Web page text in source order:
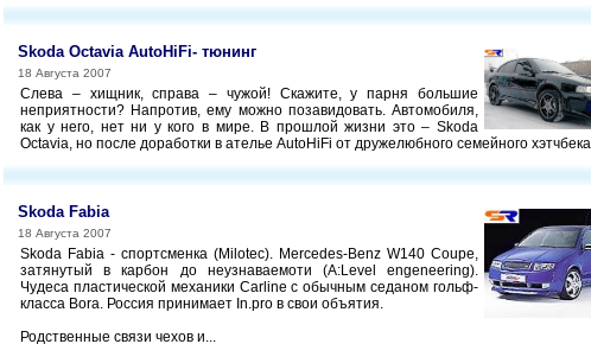
Skoda Octavia AutoHiFi- тюнинг
18 Августа 2007
Cлева – хищник, справа – чужой! Скажите, у парня большие
неприятности? Напротив, ему можно позавидовать. Автомобиля,
как у него, нет ни у кого в мире. В прошлой жизни это – Skoda
Octavia, но после доработки в ателье AutoHiFi от дружелюбного семейного
Skoda Fabia
18 Августа 2007
Skoda Fabia - спортсменка (Milotec). Мercedes-Benz W140 Coupe,
затянутый в карбон до неузнаваемоти (A:Level engeneering).
Чудеса пластической механики Carline с обычным седаном гольф-
класса Bora. Россия принимает In.pro в свои объятия.
Родственные связи чехов и...